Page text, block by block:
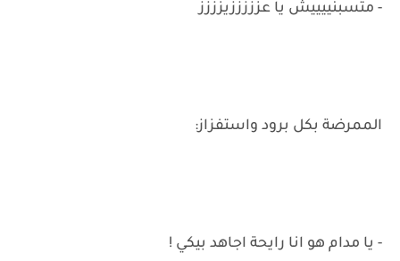
- متسبنييييش يا عزززززيزززز
الممرضة بكل برود واستفزاز:
- يا مدام هو انا رايحة اجاهد بيكي !